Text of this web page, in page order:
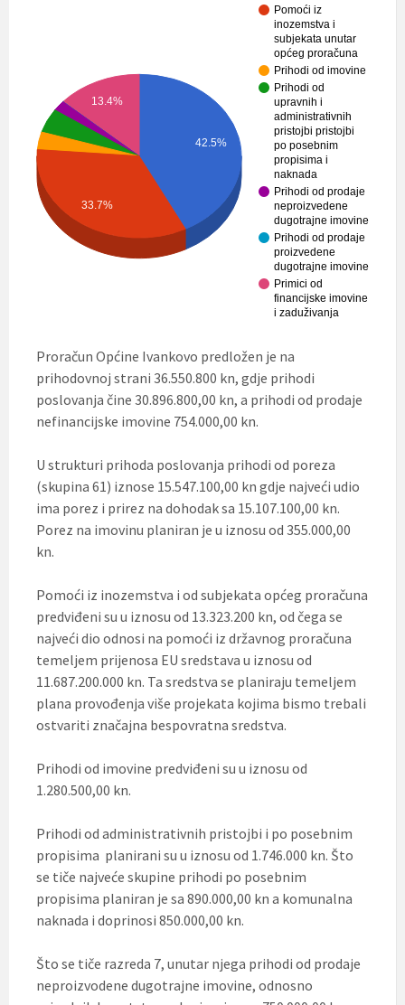
Pomoći iz
inozemstva i
subjekata unutar
općeg proračuna
Prihodi od imovine
Prihodi od
upravnih i
administrativnih
pristojbi pristojbi
po posebnim
propisima i
naknada
Prihodi od prodaje
neproizvedene
dugotrajne imovine
Prihodi od prodaje
proizvedene
dugotrajne imovine
Primici od
financijske imovine
i zaduživanja
42.5%
13.4%
33.7%
Proračun Općine Ivankovo predložen je na
prihodovnoj strani 36.550.800 kn, gdje prihodi
poslovanja čine 30.896.800,00 kn, a prihodi od prodaje
nefinancijske imovine 754.000,00 kn.
U strukturi prihoda poslovanja prihodi od poreza
(skupina 61) iznose 15.547.100,00 kn gdje najveći udio
ima porez i prirez na dohodak sa 15.107.100,00 kn.
Porez na imovinu planiran je u iznosu od 355.000,00
kn.
Pomoći iz inozemstva i od subjekata općeg proračuna
predviđeni su u iznosu od 13.323.200 kn, od čega se
najveći dio odnosi na pomoći iz državnog proračuna
temeljem prijenosa EU sredstava u iznosu od
11.687.200.000 kn. Ta sredstva se planiraju temeljem
plana provođenja više projekata kojima bismo trebali
ostvariti značajna bespovratna sredstva.
Prihodi od imovine predviđeni su u iznosu od
1.280.500,00 kn.
Prihodi od administrativnih pristojbi i po posebnim
propisima planirani su u iznosu od 1.746.000 kn. Što
se tiče najveće skupine prihodi po posebnim
propisima planiran je sa 890.000,00 kn a komunalna
naknada i doprinosi 850.000,00 kn.
Što se tiče razreda 7, unutar njega prihodi od prodaje
neproizvodene dugotrajne imovine, odnosno